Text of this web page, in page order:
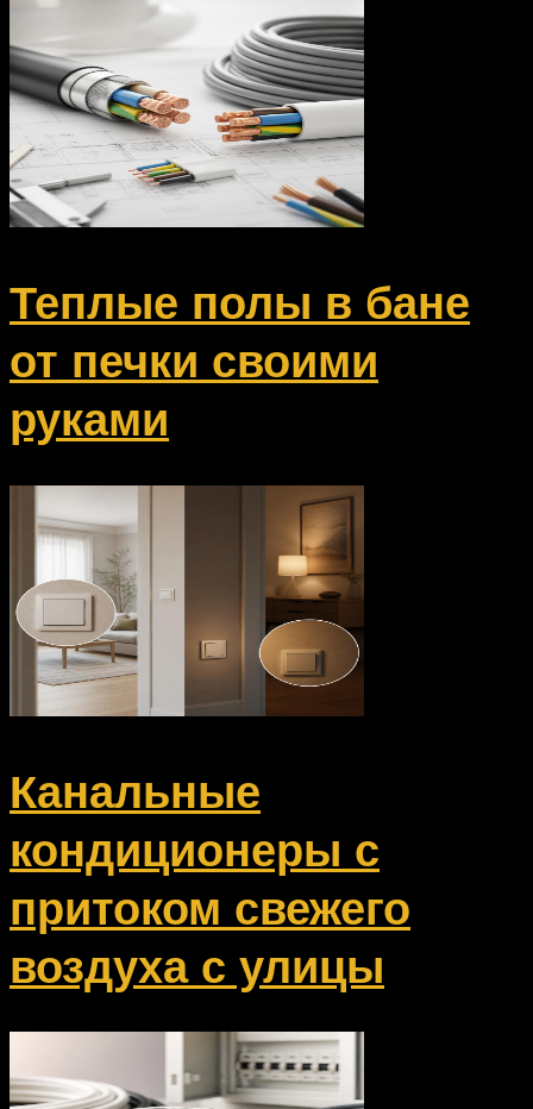
Теплые полы в бане
от печки своими
руками
Канальные
кондиционеры с
притоком свежего
воздуха с улицы